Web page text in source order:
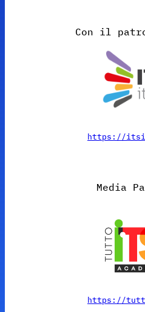
Con il
https://
Media
https://